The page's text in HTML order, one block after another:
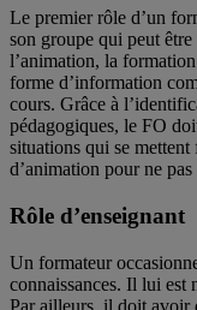
Le premier rôle d’un
son groupe qui peut être
l’animation, la
forme d’information
cours. Grâce à
pédagogiques, le FO
situations qui se
d’animation pour ne
Rôle d’enseignant
Un formateur
connaissances. Il lui est
Par ailleurs, il doit avoir